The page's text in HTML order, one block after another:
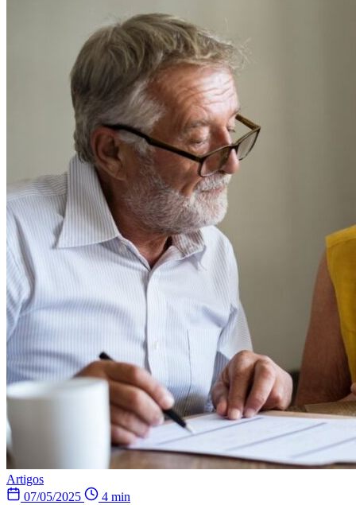
Artigos
07/05/2025
4 min